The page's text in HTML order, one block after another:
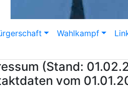
Wahlkampf
(Stand:
vom